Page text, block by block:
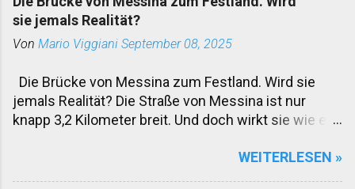
sie jemals Realität?
Von Mario Viggiani September 08, 2025
Die Brücke von Messina zum Festland. Wird sie
jemals Realität? Die Straße von Messina ist nur
knapp 3,2 Kilometer breit. Und doch wirkt sie wie ein
italienischen Festland trennt. Fähren pendeln Tag
WEITERLESEN »